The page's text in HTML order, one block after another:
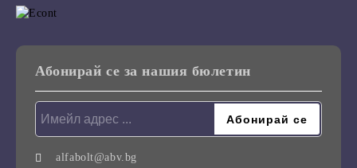
Абонирай се за нашия бюлетин
alfabolt@abv.bg